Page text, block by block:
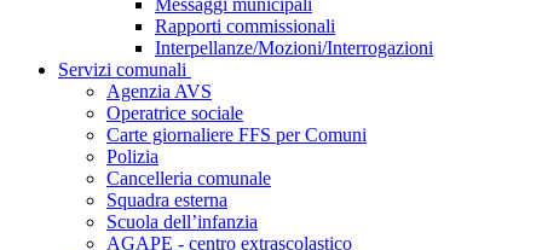
Messaggi municipali
Rapporti commissionali
Interpellanze/Mozioni/Interrogazioni
Servizi comunali
Agenzia AVS
Operatrice sociale
Carte giornaliere FFS per Comuni
Polizia
Cancelleria comunale
Squadra esterna
Scuola dell’infanzia
AGAPE - centro extrascolastico